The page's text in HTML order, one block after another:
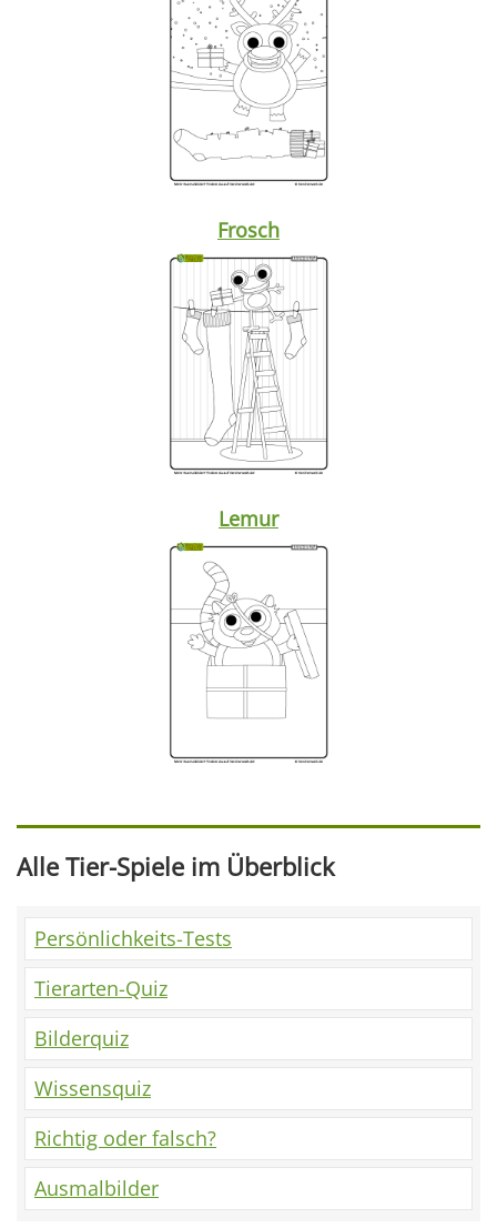
Frosch
Lemur
Alle Tier-Spiele im Überblick
Persönlichkeits-Tests
Tierarten-Quiz
Bilderquiz
Wissensquiz
Richtig oder falsch?
Ausmalbilder